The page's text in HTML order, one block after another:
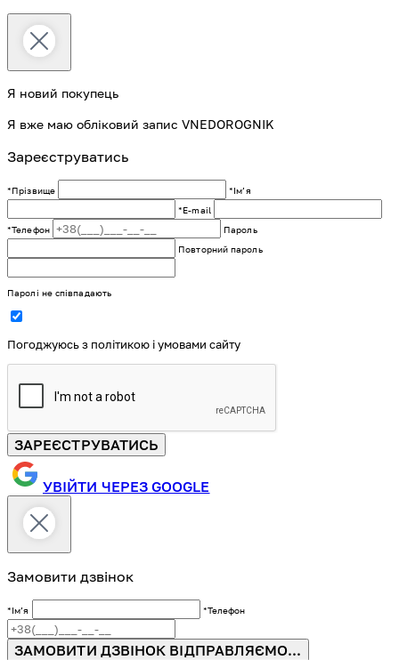
Я новий покупець
Я вже маю обліковий запис VNEDOROGNIK
Зареєструватись
*Прізвище
*Імʼя
*E-mail
*Телефон
Пароль
Повторний пароль
Паролі не співпадають
Погоджуюсь з політикою і умовами сайту
ЗАРЕЄСТРУВАТИСЬ
УВІЙТИ ЧЕРЕЗ GOOGLE
Замовити дзвінок
*Імʼя *Телефон
ЗАМОВИТИ ДЗВІНОК ВІДПРАВЛЯЄМО...